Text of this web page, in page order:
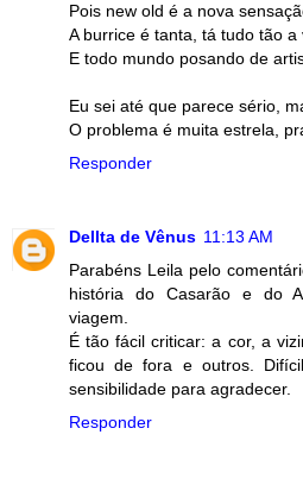
Pois new old é a nova
A burrice é tanta, tá tudo tão a
E todo mundo posando de
Eu sei até que parece sério,
O problema é muita estrela,
Responder
Dellta de Vênus 11:13 AM
Parabéns Leila pelo
história do Casarão e do
viagem.
É tão fácil criticar: a cor, a
ficou de fora e outros.
sensibilidade para agradecer.
Responder